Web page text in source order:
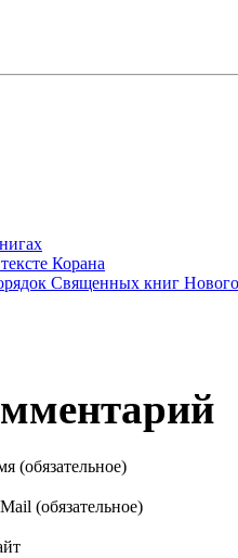
Корана
Священных книг Нового
(обязательное)
(обязательное)